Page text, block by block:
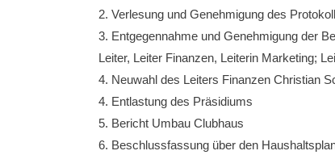
2. Verlesung und Genehmigung des
3. Entgegennahme und Genehmigung der
Leiter, Leiter Finanzen, Leiterin Marketing;
4. Neuwahl des Leiters Finanzen Christian
4. Entlastung des Präsidiums
5. Bericht Umbau Clubhaus
6. Beschlussfassung über den